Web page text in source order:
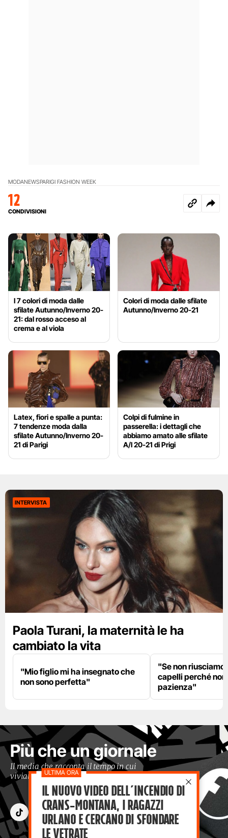
MODANEWSPARIGI FASHION WEEK
12
CONDIVISIONI
I 7 colori di moda dalle
sfilate Autunno/Inverno 20-
21: dal rosso acceso al
crema e al viola
Colori di moda dalle sfilate
Autunno/Inverno 20-21
Latex, fiori e spalle a punta:
7 tendenze moda dalla
sfilate Autunno/Inverno 20-
21 di Parigi
Colpi di fulmine in
passerella: i dettagli che
abbiamo amato alle sfilate
A/I 20-21 di Prigi
INTERVISTA
Paola Turani, la maternità le ha
cambiato la vita
"Mio figlio mi ha insegnato che
non sono perfetta"
"Se non riusciamo
capelli perché
pazienza"
Più che un giornale
Il media che racconta il tempo in cui
viviamo con occhi moderni
Il nuovo video dell’incendio di
Crans-Montana, i ragazzi
Urlano e cercano di sfondare
le vetrate